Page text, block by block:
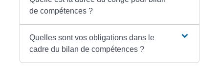
de compétences ?
Quelles sont vos obligations dans le
cadre du bilan de compétences ?